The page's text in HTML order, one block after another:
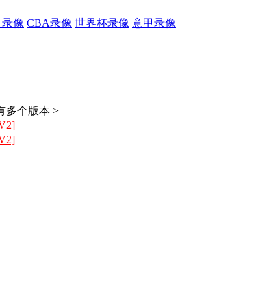
像 CBA录像 世界杯录像 意甲录像
多个版本 >